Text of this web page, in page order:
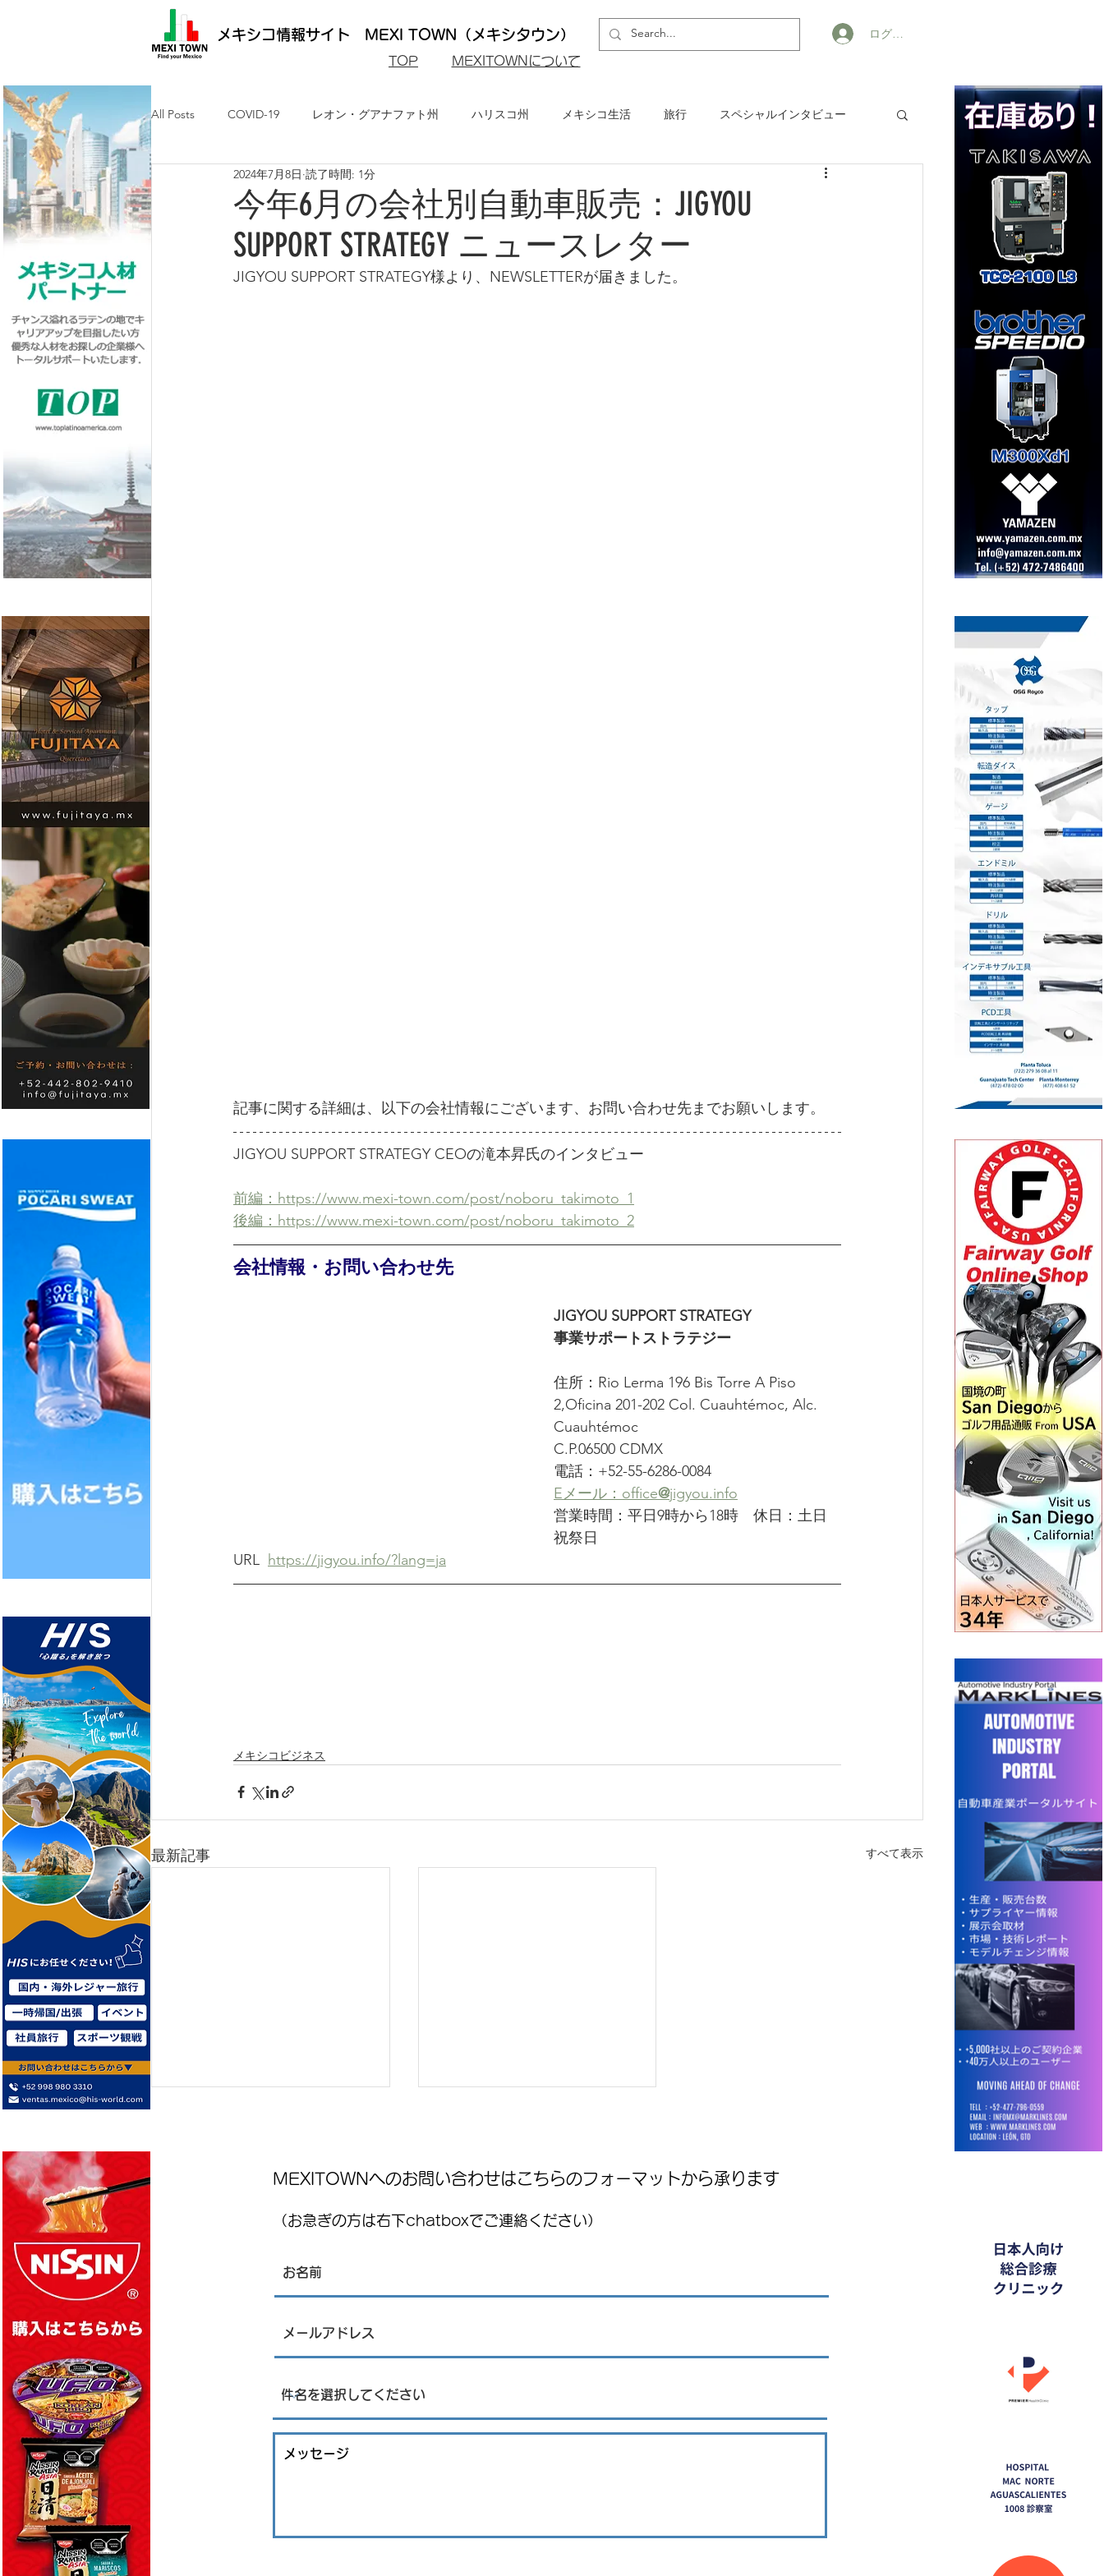
メキシコ情報サイト MEXI TOWN（メキシタウン）
​TOP MEXITOWNについて
ログイン
All Posts COVID-19 レオン・グアナファト州 ハリスコ州 メキシコ生活 旅行 スペシャルインタビュー
メキシコ最新ニュース ケレタロ州
求人・メキシコ就労 日墨交流 メキシコ・グルメ
今年6月の会社別自動車販売：JIGYOU
SUPPORT STRATEGY ニュースレター
2024年7月8日 読了時間: 1分
JIGYOU SUPPORT STRATEGY様より、NEWSLETTERが届きました。
記事に関する詳細は、以下の会社情報にございます、お問い合わせ先までお願いします。
JIGYOU SUPPORT STRATEGY CEOの滝本昇氏のインタビュー
前編：https://www.mexi-town.com/post/noboru_takimoto_1
後編：https://www.mexi-town.com/post/noboru_takimoto_2
会社情報・お問い合わせ先
JIGYOU SUPPORT STRATEGY
事業サポートストラテジー
住所：Rio Lerma 196 Bis Torre A Piso
2,Oficina 201-202 Col. Cuauhtémoc, Alc.
Cuauhtémoc
C.P.06500 CDMX
電話：+52-55-6286-0084
Eメール：office@jigyou.info
営業時間：平日9時から18時　休日：土日
祝祭日
URL https://jigyou.info/?lang=ja
メキシコビジネス
最新記事 すべて表示
自動車を生産すると発表：
MEXITOWNへのお問い合わせはこちらのフォーマットから承ります
（お急ぎの方は右下chatboxでご連絡ください）